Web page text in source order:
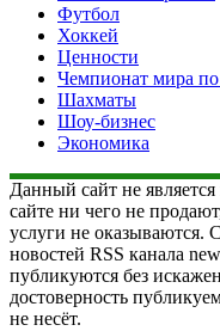
Футбол
Хоккей
Ценности
Чемпионат мира
Шахматы
Шоу-бизнес
Экономика
Данный сайт не
сайте ни чего не
услуги не оказываются.
новостей RSS канала
публикуются без
достоверность
не несёт.